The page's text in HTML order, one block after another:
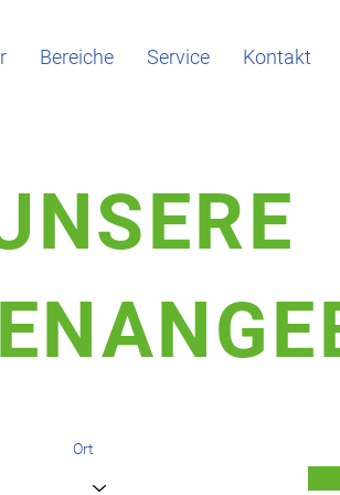
Bereiche Service Kontakt
Ort